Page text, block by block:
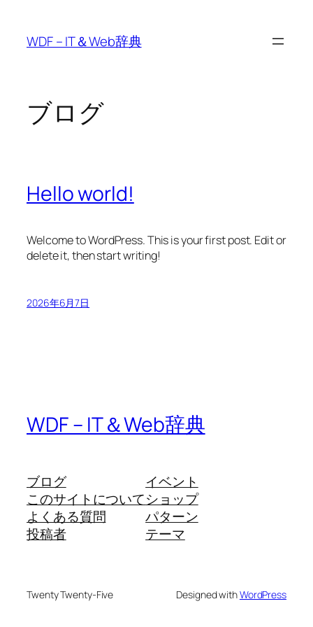
WDF – IT＆Web辞典
ブログ
Hello world!
Welcome to WordPress. This is your first post. Edit or
delete it, then start writing!
2026年6月7日
WDF – IT＆Web辞典
ブログ
このサイトについて
よくある質問
投稿者
イベント
ショップ
パターン
テーマ
Twenty Twenty-Five Designed withWordPress